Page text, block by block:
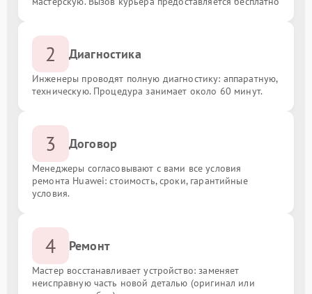
2 Диагностика
Инженеры проводят полную диагностику: аппаратную,
техническую. Процедура занимает около 60 минут.
3 Договор
Менеджеры согласовывают с вами все условия
ремонта Huawei: стоимость, сроки, гарантийные
условия.
4 Ремонт
Мастер восстанавливает устройство: заменяет
неисправную часть новой деталью (оригинал или